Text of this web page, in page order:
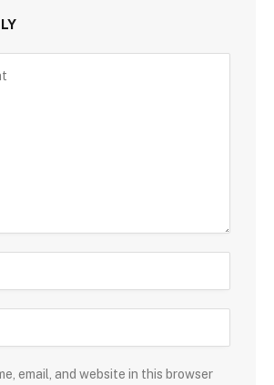
email, and website in this browser